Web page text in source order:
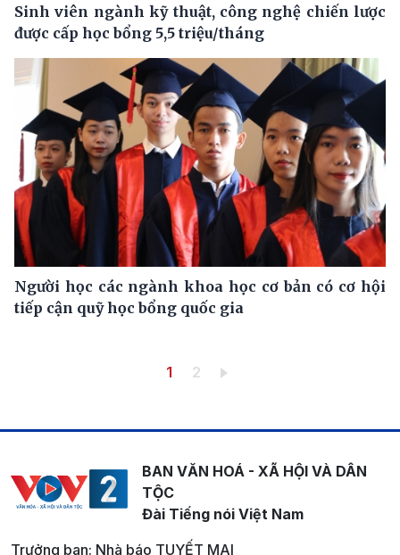
Sinh viên ngành kỹ thuật, công nghệ chiến lược
được cấp học bổng 5,5 triệu/tháng
Người học các ngành khoa học cơ bản có cơ hội
tiếp cận quỹ học bổng quốc gia
Trang hiện thời
1 Trang
2
BAN VĂN HOÁ - XÃ HỘI VÀ DÂN
TỘC
Đài Tiếng nói Việt Nam
Trưởng ban: Nhà báo TUYẾT MAI